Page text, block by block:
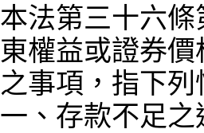
本法第三十六
東權益或證券
之事項，指下
一、存款不足